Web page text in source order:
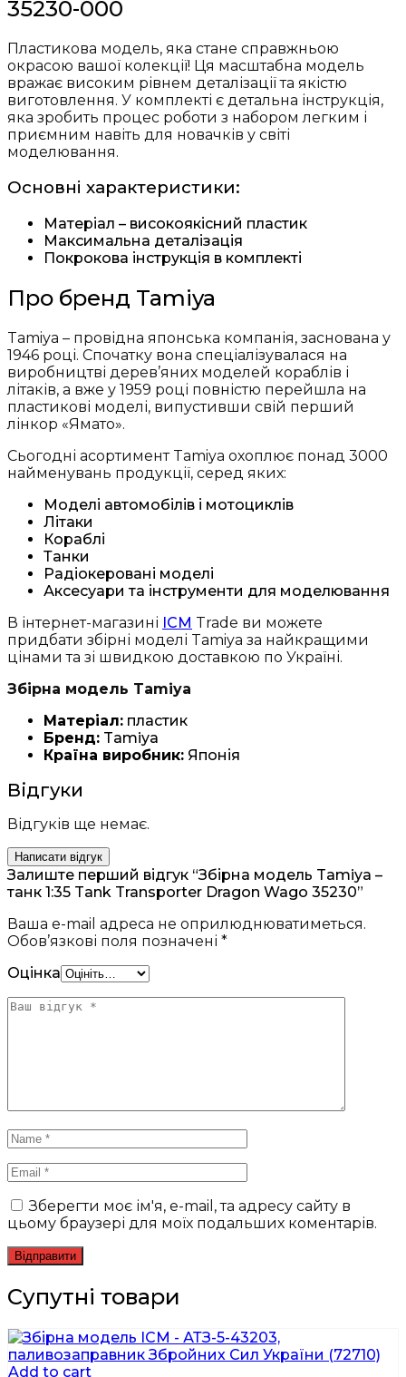
35230-000
Пластикова модель, яка стане справжньою
окрасою вашої колекції! Ця масштабна модель
вражає високим рівнем деталізації та якістю
виготовлення. У комплекті є детальна інструкція,
яка зробить процес роботи з набором легким і
приємним навіть для новачків у світі
моделювання.
Основні характеристики:
Матеріал – високоякісний пластик
Максимальна деталізація
Покрокова інструкція в комплекті
Про бренд Tamiya
Tamiya – провідна японська компанія, заснована у
1946 році. Спочатку вона спеціалізувалася на
виробництві дерев’яних моделей кораблів і
літаків, а вже у 1959 році повністю перейшла на
пластикові моделі, випустивши свій перший
лінкор «Ямато».
Сьогодні асортимент Tamiya охоплює понад 3000
найменувань продукції, серед яких:
Моделі автомобілів і мотоциклів
Літаки
Кораблі
Танки
Радіокеровані моделі
Аксесуари та інструменти для моделювання
В інтернет-магазині ICM Trade ви можете
придбати збірні моделі Tamiya за найкращими
цінами та зі швидкою доставкою по Україні.
Збірна модель Tamiya
Матеріал: пластик
Бренд: Tamiya
Країна виробник: Японія
Відгуки
Відгуків ще немає.
Написати відгук
Залиште перший відгук “Збірна модель Tamiya –
танк 1:35 Tank Transporter Dragon Wago 35230”
Ваша e-mail адреса не оприлюднюватиметься.
Обов’язкові поля позначені *
Оцінка
Зберегти моє ім'я, e-mail, та адресу сайту в
цьому браузері для моїх подальших коментарів.
Супутні товари
Add to cart